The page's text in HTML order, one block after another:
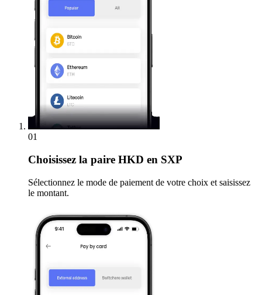
01
Choisissez la paire HKD en SXP
Sélectionnez le mode de paiement de votre choix et saisissez
le montant.